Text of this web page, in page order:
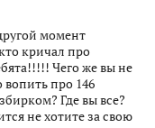
момент
кричал про
Чего же вы не
про 146
Где вы все?
не хотите за свою